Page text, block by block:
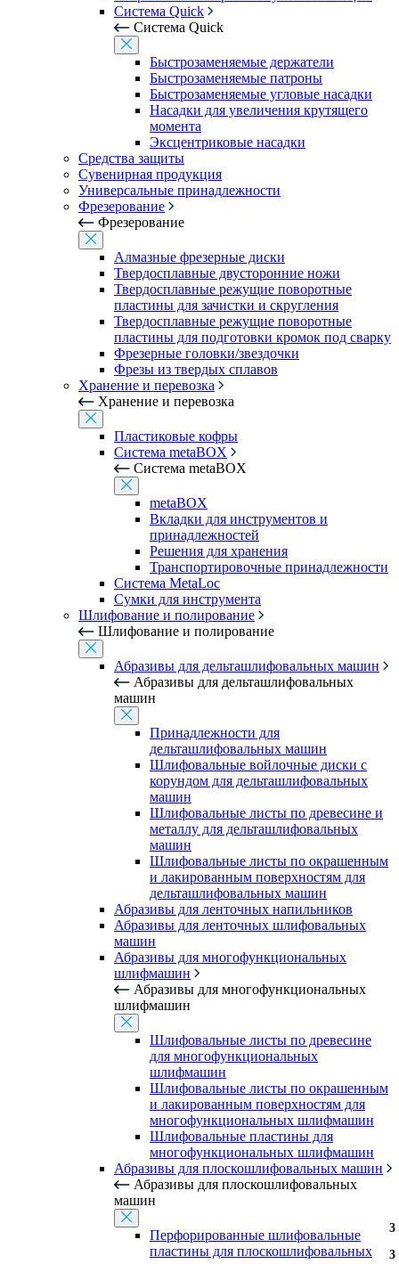
Система Quick
Система Quick
Быстрозаменяемые держатели
Быстрозаменяемые патроны
Быстрозаменяемые угловые насадки
Насадки для увеличения крутящего
момента
Эксцентриковые насадки
Средства защиты
Сувенирная продукция
Универсальные принадлежности
Фрезерование
Фрезерование
Алмазные фрезерные диски
Твердосплавные двусторонние ножи
Твердосплавные режущие поворотные
пластины для зачистки и скругления
Твердосплавные режущие поворотные
пластины для подготовки кромок под сварку
Фрезерные головки/звездочки
Фрезы из твердых сплавов
Хранение и перевозка
Хранение и перевозка
Пластиковые кофры
Система metaBOX
Система metaBOX
metaBOX
Вкладки для инструментов и
принадлежностей
Решения для хранения
Транспортировочные принадлежности
Система MetaLoc
Сумки для инструмента
Шлифование и полирование
Шлифование и полирование
Абразивы для дельташлифовальных машин
Абразивы для дельташлифовальных
машин
Принадлежности для
дельташлифовальных машин
Шлифовальные войлочные диски с
корундом для дельташлифовальных
машин
Шлифовальные листы по древесине и
металлу для дельташлифовальных
машин
Шлифовальные листы по окрашенным
и лакированным поверхностям для
дельташлифовальных машин
Абразивы для ленточных напильников
Абразивы для ленточных шлифовальных
машин
Абразивы для многофункциональных
шлифмашин
Абразивы для многофункциональных
шлифмашин
Шлифовальные листы по древесине
для многофункциональных
шлифмашин
Шлифовальные листы по окрашенным
и лакированным поверхностям для
многофункциональных шлифмашин
Шлифовальные пластины для
многофункциональных шлифмашин
Абразивы для плоскошлифовальных машин
Абразивы для плоскошлифовальных
машин
Перфорированные шлифовальные
пластины для плоскошлифовальных
3
3
3
3
3
3
3
3
3
3
3
3